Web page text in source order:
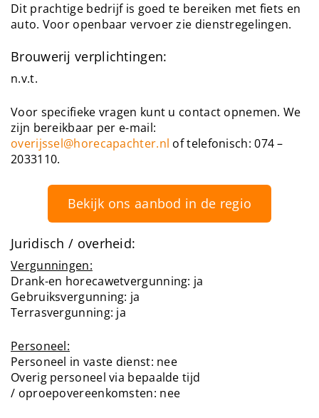
Dit prachtige bedrijf is goed te bereiken met fiets en
auto. Voor openbaar vervoer zie dienstregelingen.
Brouwerij verplichtingen:
n.v.t.
Voor specifieke vragen kunt u contact opnemen. We
zijn bereikbaar per e-mail:
overijssel@horecapachter.nl of telefonisch: 074 –
2033110.
Bekijk ons aanbod in de regio
Juridisch / overheid:
Vergunningen:
Drank-en horecawetvergunning: ja
Gebruiksvergunning: ja
Terrasvergunning: ja
Personeel:
Personeel in vaste dienst: nee
Overig personeel via bepaalde tijd
/ oproepovereenkomsten: nee